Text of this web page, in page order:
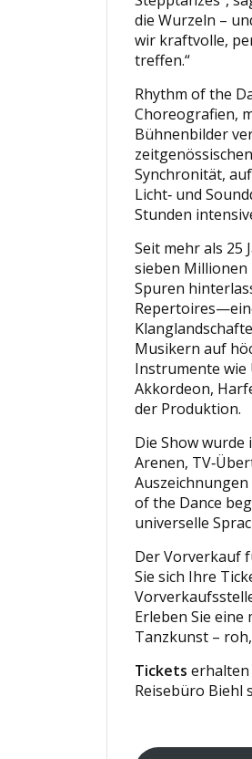
die Wurzeln –
wir kraftvolle,
treffen.“
Rhythm of the
Choreografien,
Bühnenbilder
Synchronität,
Licht‑ und
Stunden
Seit mehr als 25
sieben Millionen
Spuren
Musikern auf
Instrumente wie
Akkordeon,
der Produktion.
Die Show
Arenen,
of the Dance
universelle
Der Vorverkauf
Sie sich Ihre
Erleben Sie
Tanzkunst –
Tickets erhalten
Reisebüro Biehl